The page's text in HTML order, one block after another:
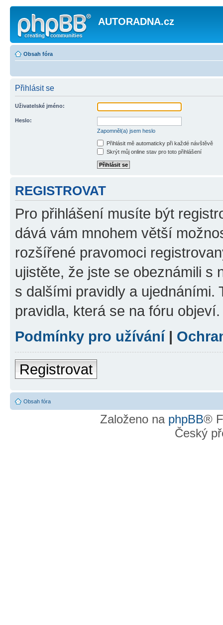
AUTORADNA.cz
Obsah fóra
Přihlásit se
Uživatelské jméno:
Heslo:
Zapomněl(a) jsem heslo
Přihlásit mě automaticky při každé návštěvě
Skrýt můj online stav pro toto přihlášení
REGISTROVAT
Pro přihlášení musíte být
dává vám mnohem větší
rozšířené pravomoci
ujistěte, že jste se obeznámili s
s dalšími pravidly a ujednáními.
pravidla, která se na fóru objeví.
Podmínky pro užívání|
Registrovat
Obsah fóra
Založeno na phpBB®
Český